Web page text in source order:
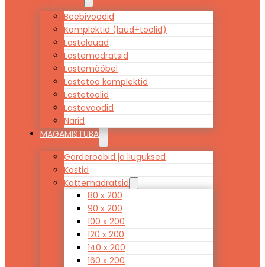
Beebivoodid
Komplektid (laud+toolid)
Lastelauad
Lastemadratsid
Lastemööbel
Lastetoa komplektid
Lastetoolid
Lastevoodid
Narid
MAGAMISTUBA
Garderoobid ja liuguksed
Kastid
Kattemadratsid
80 x 200
90 x 200
100 x 200
120 x 200
140 x 200
160 x 200